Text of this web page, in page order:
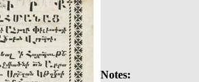
Notes: